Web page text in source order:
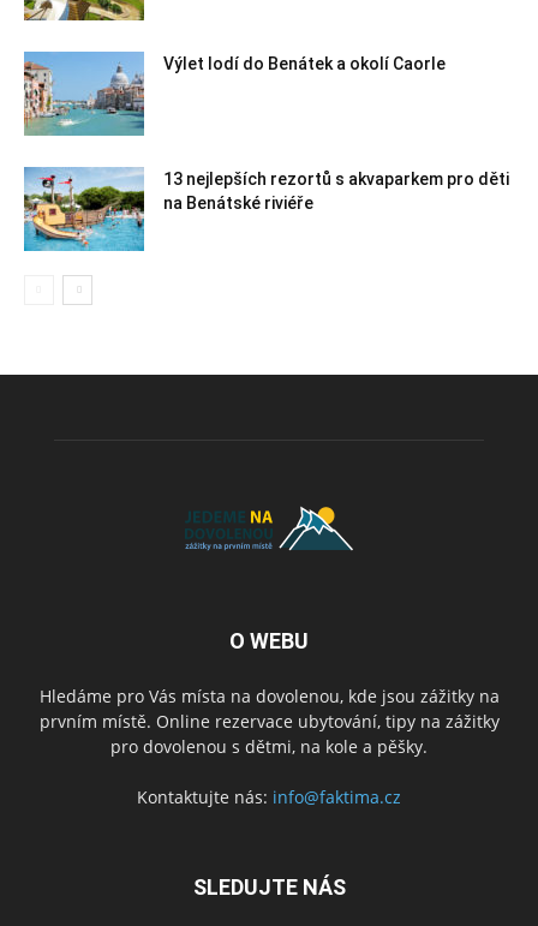
Výlet lodí do Benátek a okolí Caorle
13 nejlepších rezortů s akvaparkem pro děti
na Benátské riviéře
O WEBU
Hledáme pro Vás místa na dovolenou, kde jsou zážitky na
prvním místě. Online rezervace ubytování, tipy na zážitky
pro dovolenou s dětmi, na kole a pěšky.
Kontaktujte nás: info@faktima.cz
SLEDUJTE NÁS